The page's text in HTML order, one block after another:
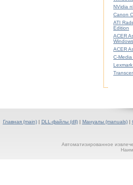
NVidia
Canon
ATI
Edition
ACER
ACER
C-
Главная (main)| DLL-файлы (dll)| Мануалы (manuals)|
Автоматизированное